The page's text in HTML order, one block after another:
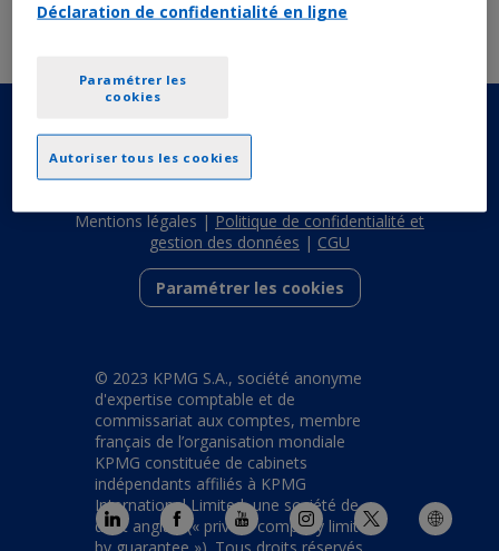
Mentions légales | Politique de confidentialité et
gestion des données | CGU
Paramétrer les cookies
© 2023 KPMG S.A., société anonyme
d'expertise comptable et de
commissariat aux comptes, membre
français de l’organisation mondiale
KPMG constituée de cabinets
indépendants affiliés à KPMG
International Limited, une société de
droit anglais (« private company limited
Déclaration de confidentialité en ligne
Autoriser tous les cookies
Paramétrer les
cookies